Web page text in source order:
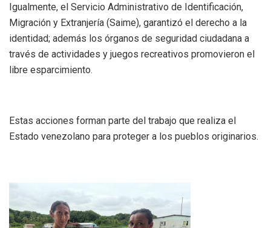
Igualmente, el Servicio Administrativo de Identificación,
Migración y Extranjería (Saime), garantizó el derecho a la
identidad; además los órganos de seguridad ciudadana a
través de actividades y juegos recreativos promovieron el
libre esparcimiento.
Estas acciones forman parte del trabajo que realiza el
Estado venezolano para proteger a los pueblos originarios.